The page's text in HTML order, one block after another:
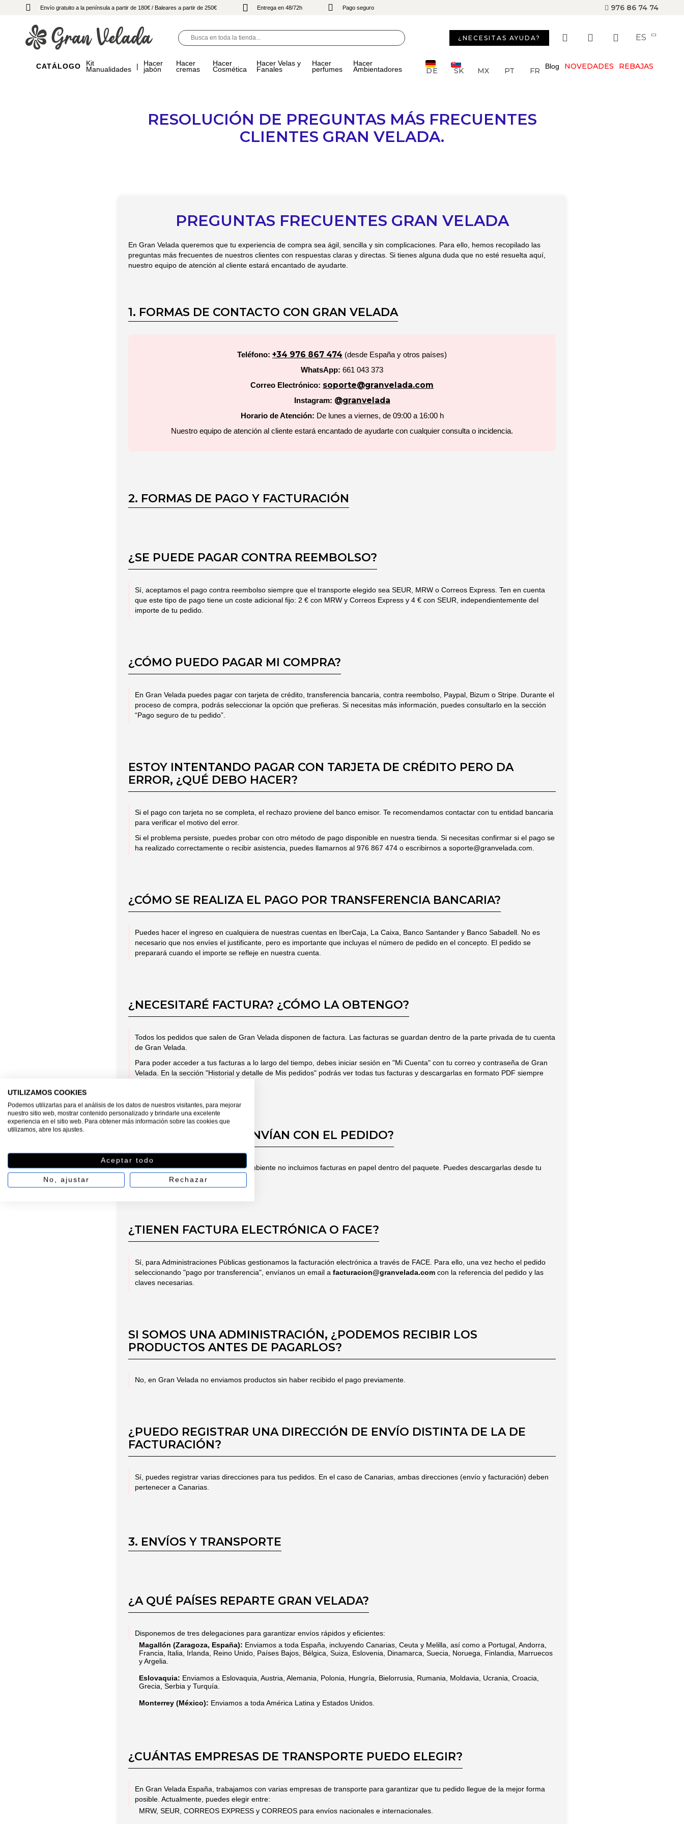
Envío gratuito a la península a partir de 180€ / Baleares a partir de 250€ Entrega en 48/72h Pago seguro 976 86 74 74
¿NECESITAS AYUDA? ES
CATÁLOGO Kit
Manualidades
Hacer
jabón
Hacer
cremas
Hacer
Cosmética
Hacer Velas y
Fanales
Hacer
perfumes
Hacer
Ambientadores DE SK MX PT FR Blog NOVEDADES REBAJAS
RESOLUCIÓN DE PREGUNTAS MÁS FRECUENTES
CLIENTES GRAN VELADA.
PREGUNTAS FRECUENTES GRAN VELADA
En Gran Velada queremos que tu experiencia de compra sea ágil, sencilla y sin complicaciones. Para ello, hemos recopilado las
preguntas más frecuentes de nuestros clientes con respuestas claras y directas. Si tienes alguna duda que no esté resuelta aquí,
nuestro equipo de atención al cliente estará encantado de ayudarte.
1. FORMAS DE CONTACTO CON GRAN VELADA
Teléfono: +34 976 867 474 (desde España y otros países)
WhatsApp: 661 043 373
Correo Electrónico: soporte@granvelada.com
Instagram: @granvelada
Horario de Atención: De lunes a viernes, de 09:00 a 16:00 h
Nuestro equipo de atención al cliente estará encantado de ayudarte con cualquier consulta o incidencia.
2. FORMAS DE PAGO Y FACTURACIÓN
¿SE PUEDE PAGAR CONTRA REEMBOLSO?
Sí, aceptamos el pago contra reembolso siempre que el transporte elegido sea SEUR, MRW o Correos Express. Ten en cuenta
que este tipo de pago tiene un coste adicional fijo: 2 € con MRW y Correos Express y 4 € con SEUR, independientemente del
importe de tu pedido.
¿CÓMO PUEDO PAGAR MI COMPRA?
En Gran Velada puedes pagar con tarjeta de crédito, transferencia bancaria, contra reembolso, Paypal, Bizum o Stripe. Durante el
proceso de compra, podrás seleccionar la opción que prefieras. Si necesitas más información, puedes consultarlo en la sección
“Pago seguro de tu pedido”.
ESTOY INTENTANDO PAGAR CON TARJETA DE CRÉDITO PERO DA
ERROR, ¿QUÉ DEBO HACER?
Si el pago con tarjeta no se completa, el rechazo proviene del banco emisor. Te recomendamos contactar con tu entidad bancaria
para verificar el motivo del error.
Si el problema persiste, puedes probar con otro método de pago disponible en nuestra tienda. Si necesitas confirmar si el pago se
ha realizado correctamente o recibir asistencia, puedes llamarnos al 976 867 474 o escribirnos a soporte@granvelada.com
¿CÓMO SE REALIZA EL PAGO POR TRANSFERENCIA BANCARIA?
Puedes hacer el ingreso en cualquiera de nuestras cuentas en IberCaja, La Caixa, Banco Santander y Banco Sabadell. No es
necesario que nos envíes el justificante, pero es importante que incluyas el número de pedido en el concepto. El pedido se
preparará cuando el importe se refleje en nuestra cuenta.
¿NECESITARÉ FACTURA? ¿CÓMO LA OBTENGO?
Todos los pedidos que salen de Gran Velada disponen de factura. Las facturas se guardan dentro de la parte privada de tu cuenta
de Gran Velada.
Para poder acceder a tus facturas a lo largo del tiempo, debes iniciar sesión en "Mi Cuenta" con tu correo y contraseña de Gran
Velada. En la sección "Historial y detalle de Mis pedidos" podrás ver todas tus facturas y descargarlas en formato PDF siempre
¿LAS FACTURAS SE ENVÍAN CON EL PEDIDO?
No, por compromiso con el medio ambiente no incluimos facturas en papel dentro del paquete. Puedes descargarlas desde tu
cuenta de cliente.
¿TIENEN FACTURA ELECTRÓNICA O FACE?
Sí, para Administraciones Públicas gestionamos la facturación electrónica a través de FACE. Para ello, una vez hecho el pedido
seleccionando "pago por transferencia", envíanos un email a facturacion@granvelada.com con la referencia del pedido y las
claves necesarias.
SI SOMOS UNA ADMINISTRACIÓN, ¿PODEMOS RECIBIR LOS
PRODUCTOS ANTES DE PAGARLOS?
No, en Gran Velada no enviamos productos sin haber recibido el pago previamente.
¿PUEDO REGISTRAR UNA DIRECCIÓN DE ENVÍO DISTINTA DE LA DE
FACTURACIÓN?
Sí, puedes registrar varias direcciones para tus pedidos. En el caso de Canarias, ambas direcciones (envío y facturación) deben
pertenecer a Canarias.
3. ENVÍOS Y TRANSPORTE
¿A QUÉ PAÍSES REPARTE GRAN VELADA?
Disponemos de tres delegaciones para garantizar envíos rápidos y eficientes:
Magallón (Zaragoza, España): Enviamos a toda España, incluyendo Canarias, Ceuta y Melilla, así como a Portugal, Andorra,
Francia, Italia, Irlanda, Reino Unido, Países Bajos, Bélgica, Suiza, Eslovenia, Dinamarca, Suecia, Noruega, Finlandia, Marruecos
y Argelia.
Eslovaquia: Enviamos a Eslovaquia, Austria, Alemania, Polonia, Hungría, Bielorrusia, Rumania, Moldavia, Ucrania, Croacia,
Grecia, Serbia y Turquía.
Monterrey (México): Enviamos a toda América Latina y Estados Unidos.
¿CUÁNTAS EMPRESAS DE TRANSPORTE PUEDO ELEGIR?
En Gran Velada España, trabajamos con varias empresas de transporte para garantizar que tu pedido llegue de la mejor forma
posible. Actualmente, puedes elegir entre:
MRW, SEUR, CORREOS EXPRESS y CORREOS para envíos nacionales e internacionales.
UTILIZAMOS COOKIES
Podemos utilizarlas para el análisis de los datos de nuestros visitantes, para mejorar
nuestro sitio web, mostrar contenido personalizado y brindarle una excelente
experiencia en el sitio web. Para obtener más información sobre las cookies que
utilizamos, abre los ajustes.
Aceptar todo
No, ajustar Rechazar